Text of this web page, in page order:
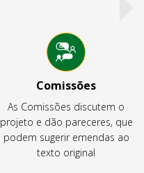
Comissões
As Comissões discutem o
projeto e dão pareceres, que
podem sugerir emendas ao
texto original